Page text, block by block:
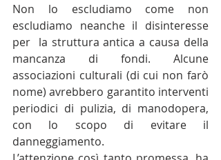
Non lo escludiamo come non
escludiamo neanche il disinteresse
per  la struttura antica a causa della
mancanza di fondi. Alcune
associazioni culturali (di cui non farò
nome) avrebbero garantito interventi
periodici di pulizia, di manodopera,
con lo scopo di evitare il
danneggiamento.